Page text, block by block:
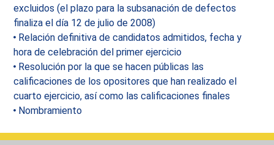
excluidos (el plazo para la subsanación de defectos
finaliza el día 12 de julio de 2008)
Relación definitiva de candidatos admitidos, fecha y
hora de celebración del primer ejercicio
Resolución por la que se hacen públicas las
calificaciones de los opositores que han realizado el
cuarto ejercicio, así como las calificaciones finales
Nombramiento